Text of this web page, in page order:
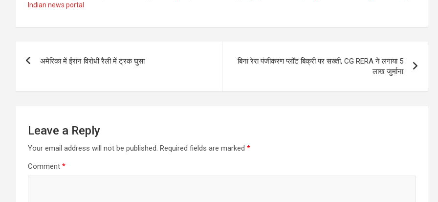
Indian news portal
navigation
अमेरिका में ईरान विरोधी रैली में ट्रक घुसा
बिना रेरा पंजीकरण प्लॉट बिक्री पर सख्ती, CG RERA ने लगाया 5
लाख जुर्माना
Leave a Reply
Your email address will not be published. Required fields are marked *
Comment *